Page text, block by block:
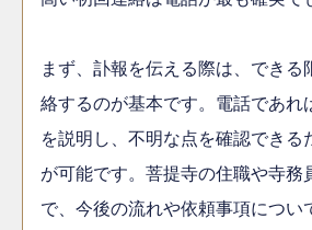
まず、訃報を伝える際は、できる
絡するのが基本です。電話であれ
を説明し、不明な点を確認できる
が可能です。菩提寺の住職や寺務
で、今後の流れや依頼事項につい